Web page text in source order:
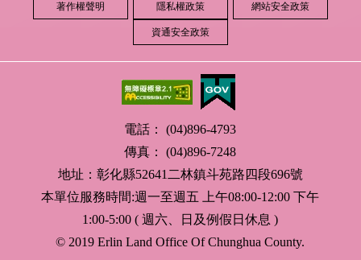
著作權聲明 隱私權政策 網站安全政策
資通安全政策
電話： (04)896-4793
傳真： (04)896-7248
地址：彰化縣52641二林鎮斗苑路四段696號
本單位服務時間:週一至週五 上午08:00-12:00 下午
1:00-5:00 ( 週六、日及例假日休息 )
© 2019 Erlin Land Office Of Chunghua County.